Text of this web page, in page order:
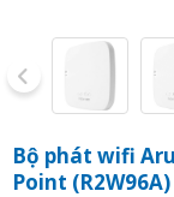
Bộ phát wifi
Point (R2W96A)